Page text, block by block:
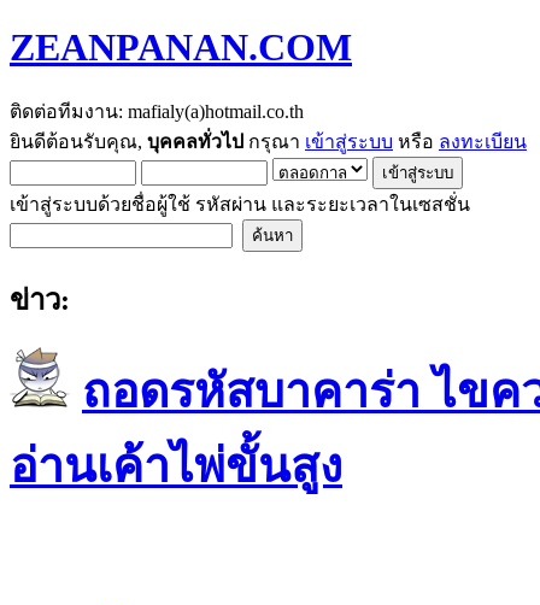
ZEANPANAN.COM
ติดต่อทีมงาน: mafialy(a)hotmail.co.th
ยินดีต้อนรับคุณ, บุคคลทั่วไป กรุณา เข้าสู่ระบบ หรือ ลงทะเบียน
เข้าสู่ระบบด้วยชื่อผู้ใช้ รหัสผ่าน และระยะเวลาในเซสชั่น
ข่าว:
ถอดรหัสบาคาร่า ไขค
อ่านเค้าไพ่ขั้นสูง